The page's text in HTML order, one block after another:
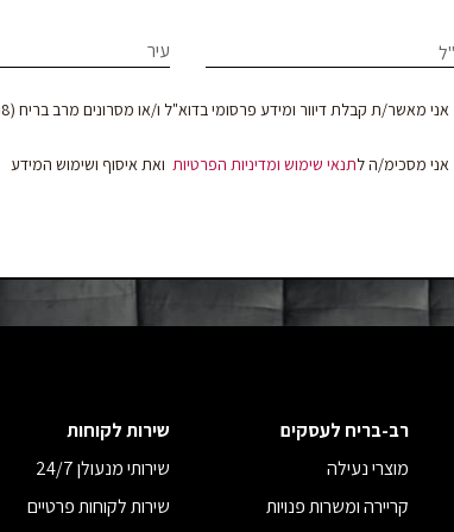
עיר
אני מאשר/ת קבלת דיוור ומידע פרסומי בדוא"ל ו/או מסרונים מרב בריח (08) תעשיות בע"מ
אני מסכימ/ה לתנאי שימוש ומדיניות הפרטיות ואת איסוף ושימוש המידע
רב-בריח לעסקים
מוצרי נעילה
קריירה ומשרות פנויות
שירות לקוחות
שירותי מנעולן 24/7
שירות לקוחות פרטיים